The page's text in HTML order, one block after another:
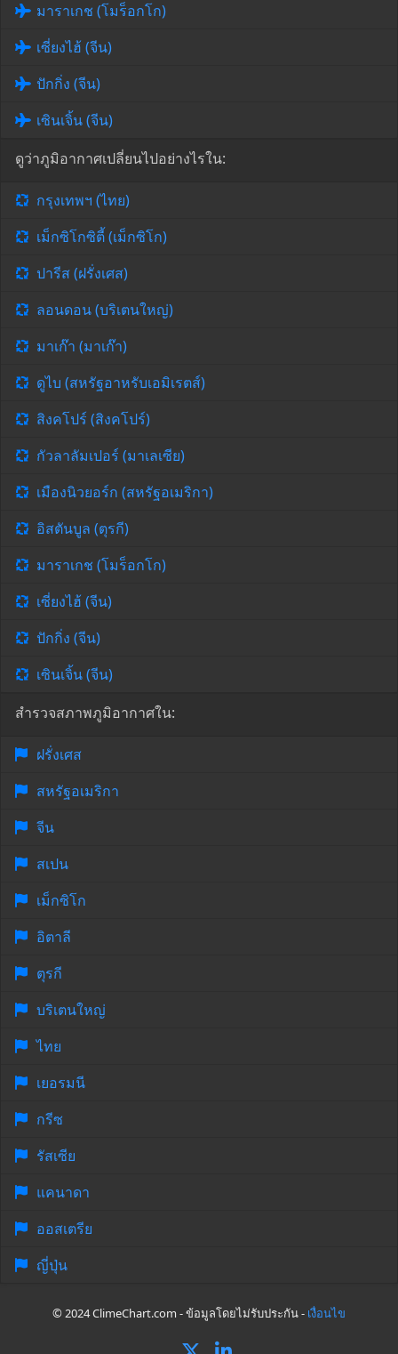
มาราเกช (โมร็อกโก)
เซี่ยงไฮ้ (จีน)
ปักกิ่ง (จีน)
เซินเจิ้น (จีน)
ดูว่าภูมิอากาศเปลี่ยนไปอย่างไรใน:
กรุงเทพฯ (ไทย)
เม็กซิโกซิตี้ (เม็กซิโก)
ปารีส (ฝรั่งเศส)
ลอนดอน (บริเตนใหญ่)
มาเก๊า (มาเก๊า)
ดูไบ (สหรัฐอาหรับเอมิเรตส์)
สิงคโปร์ (สิงคโปร์)
กัวลาลัมเปอร์ (มาเลเซีย)
เมืองนิวยอร์ก (สหรัฐอเมริกา)
อิสตันบูล (ตุรกี)
มาราเกช (โมร็อกโก)
เซี่ยงไฮ้ (จีน)
ปักกิ่ง (จีน)
เซินเจิ้น (จีน)
สำรวจสภาพภูมิอากาศใน:
ฝรั่งเศส
สหรัฐอเมริกา
จีน
สเปน
เม็กซิโก
อิตาลี
ตุรกี
บริเตนใหญ่
ไทย
เยอรมนี
กรีซ
รัสเซีย
แคนาดา
ออสเตรีย
ญี่ปุ่น
© 2024 ClimeChart.com - ข้อมูลโดยไม่รับประกัน - เงื่อนไข